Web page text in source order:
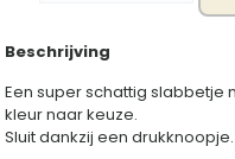
Beschrijving
Een super schattig slabbetje
kleur naar keuze.
Sluit dankzij een drukknoopje.